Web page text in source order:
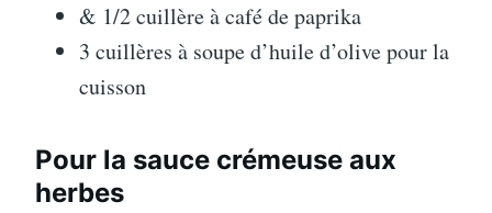
& 1/2 cuillère à café de paprika
3 cuillères à soupe d’huile d’olive pour la
cuisson
Pour la sauce crémeuse aux
herbes